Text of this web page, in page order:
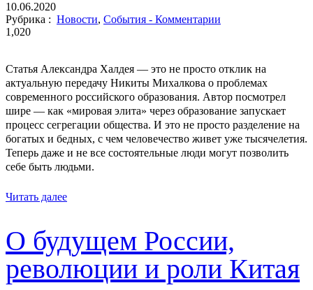
10.06.2020
Рубрика : Новости, События - Комментарии
1,020
Статья Александра Халдея — это не просто отклик на
актуальную передачу Никиты Михалкова о проблемах
современного российского образования. Автор посмотрел
шире — как «мировая элита» через образование запускает
процесс сегрегации общества. И это не просто разделение на
богатых и бедных, с чем человечество живет уже тысячелетия.
Теперь даже и не все состоятельные люди могут позволить
себе быть людьми.
Читать далее
О будущем России,
революции и роли Китая